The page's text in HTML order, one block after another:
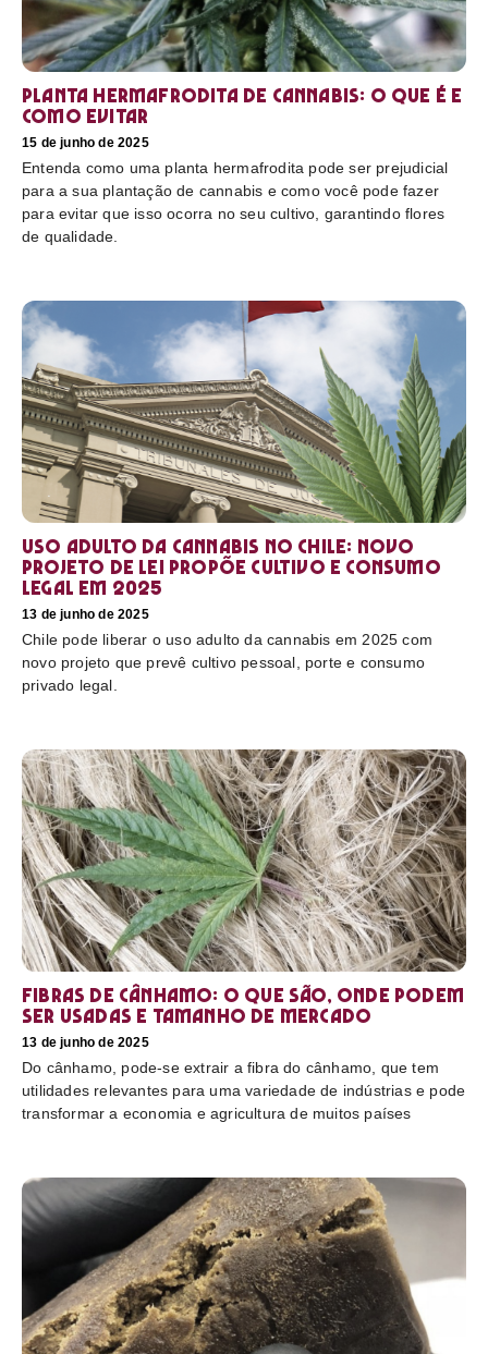
Planta hermafrodita de cannabis: O que é e
como evitar
15 de junho de 2025
Entenda como uma planta hermafrodita pode ser prejudicial
para a sua plantação de cannabis e como você pode fazer
para evitar que isso ocorra no seu cultivo, garantindo flores
de qualidade.
Uso adulto da cannabis no Chile: novo
projeto de lei propõe cultivo e consumo
legal em 2025
13 de junho de 2025
Chile pode liberar o uso adulto da cannabis em 2025 com
novo projeto que prevê cultivo pessoal, porte e consumo
privado legal.
Fibras de cânhamo: o que são, onde podem
ser usadas e tamanho de mercado
13 de junho de 2025
Do cânhamo, pode-se extrair a fibra do cânhamo, que tem
utilidades relevantes para uma variedade de indústrias e pode
transformar a economia e agricultura de muitos países